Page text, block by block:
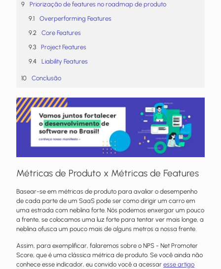
Priorização de features no roadmap de produto
Overperforming Features
Core Features
Project Features
Liability Features
Conclusão
Métricas de Produto x Métricas de Features
Basear-se em métricas de produto para avaliar o desempenho
de cada parte de um SaaS pode ser como dirigir um carro em
uma estrada com neblina forte. Nós podemos enxergar um pouco
a frente, se colocamos uma luz forte para tentar ver mais longe, a
neblina ofusca um pouco mais de alguns metros a nossa frente.
Assim, para exemplificar, falaremos sobre o NPS - Net Promoter
Score, que é uma clássica métrica de produto. Se você ainda não
conhece esse indicador, eu convido você a acessar esse artigo